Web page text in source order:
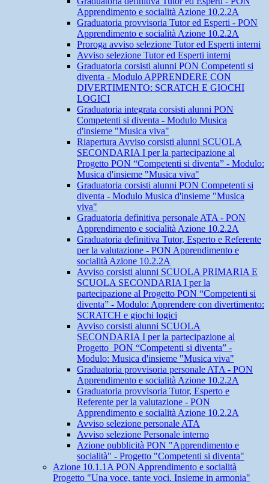
Apprendimento e socialità Azione 10.2.2A
Graduatoria provvisoria Tutor ed Esperti - PON
Apprendimento e socialità Azione 10.2.2A
Proroga avviso selezione Tutor ed Esperti interni
Avviso selezione Tutor ed Esperti interni
Graduatoria corsisti alunni PON Competenti si
diventa - Modulo APPRENDERE CON
DIVERTIMENTO: SCRATCH E GIOCHI
LOGICI
Graduatoria integrata corsisti alunni PON
Competenti si diventa - Modulo Musica
d'insieme "Musica viva"
Riapertura Avviso corsisti alunni SCUOLA
SECONDARIA I per la partecipazione al
Progetto PON “Competenti si diventa” - Modulo:
Musica d'insieme "Musica viva"
Graduatoria corsisti alunni PON Competenti si
diventa - Modulo Musica d'insieme "Musica
viva"
Graduatoria definitiva personale ATA - PON
Apprendimento e socialità Azione 10.2.2A
Graduatoria definitiva Tutor, Esperto e Referente
per la valutazione - PON Apprendimento e
socialità Azione 10.2.2A
Avviso corsisti alunni SCUOLA PRIMARIA E
SCUOLA SECONDARIA I per la
partecipazione al Progetto PON “Competenti si
diventa” - Modulo: Apprendere con divertimento:
SCRATCH e giochi logici
Avviso corsisti alunni SCUOLA
SECONDARIA I per la partecipazione al
Progetto PON “Competenti si diventa” -
Modulo: Musica d'insieme "Musica viva"
Graduatoria provvisoria personale ATA - PON
Apprendimento e socialità Azione 10.2.2A
Graduatoria provvisoria Tutor, Esperto e
Referente per la valutazione - PON
Apprendimento e socialità Azione 10.2.2A
Avviso selezione personale ATA
Avviso selezione Personale interno
Azione pubblicità PON "Apprendimento e
socialità" - Progetto "Competenti si diventa"
Azione 10.1.1A PON Apprendimento e socialità
Progetto "Una voce, tante voci. Insieme in armonia"